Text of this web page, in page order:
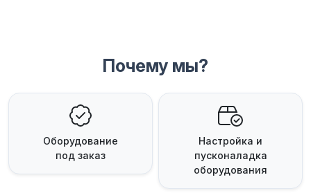
Почему мы?
Оборудование
под заказ
Настройка и
пусконаладка
оборудования